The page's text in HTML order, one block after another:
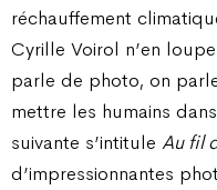
réchauffement
Cyrille Voirol n’en
parle de photo, on
mettre les humains
suivante s’intitule Au fil
d’impressionnantes